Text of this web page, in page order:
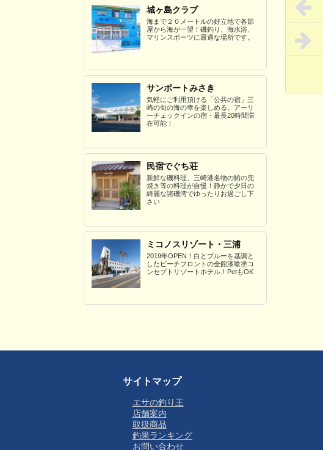
城ヶ島クラブ
海まで２０メートルの好立地で各部
屋から海が一望！磯釣り、海水浴、
マリンスポーツに最適な場所です。
サンポートみさき
気軽にご利用頂ける「公共の宿」三
崎の旬の海の幸を楽しめる。アーリ
ーチェックインの宿・最長20時間滞
在可能！
民宿でぐち荘
新鮮な磯料理、三崎港名物の鮪の兜
焼き等の料理が自慢！静かで夕日の
綺麗な諸磯湾でゆったりお過ごし下
さい
ミコノスリゾート・三浦
2019年OPEN！白とブルーを基調と
したビーチフロントの全館漆喰塗コ
ンセプトリゾートホテル！PetもOK
サイトマップ
エサの釣り王
店舗案内
取扱商品
釣果ランキング
お問い合わせ